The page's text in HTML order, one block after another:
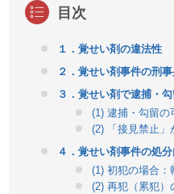
１．覚せい剤の違法性
２．覚せい剤事件の刑
３．覚せい剤で逮捕・
(1) 逮捕・勾留の
(2) 「接見禁止」
４．覚せい剤事件の処
(1) 初犯の場合：
(2) 再犯（累犯）